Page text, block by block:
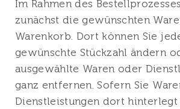
Im Rahmen des
zunächst die gewünschten
Warenkorb. Dort können Sie
gewünschte Stückzahl ändern
ausgewählte Waren oder
ganz entfernen. Sofern Sie
Dienstleistungen dort hinterlegt